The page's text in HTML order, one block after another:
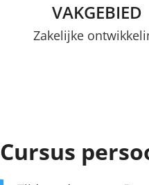
VAKGEBIED
Zakelijke
Cursus